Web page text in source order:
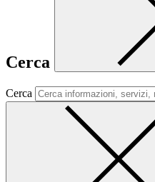
Cerca
Cerca